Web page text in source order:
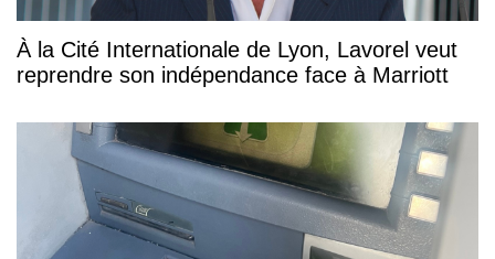
À la Cité Internationale de Lyon, Lavorel veut
reprendre son indépendance face à Marriott